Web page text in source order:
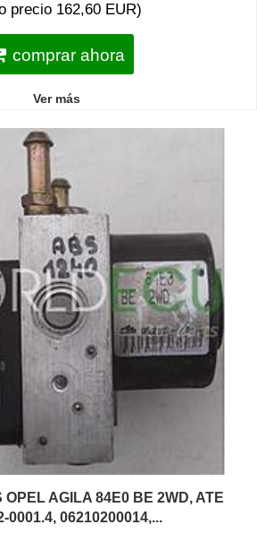
precio 162,60 EUR)
comprar ahora
Ver más
OPEL AGILA 84E0 BE 2WD, ATE
0001.4, 06210200014,...